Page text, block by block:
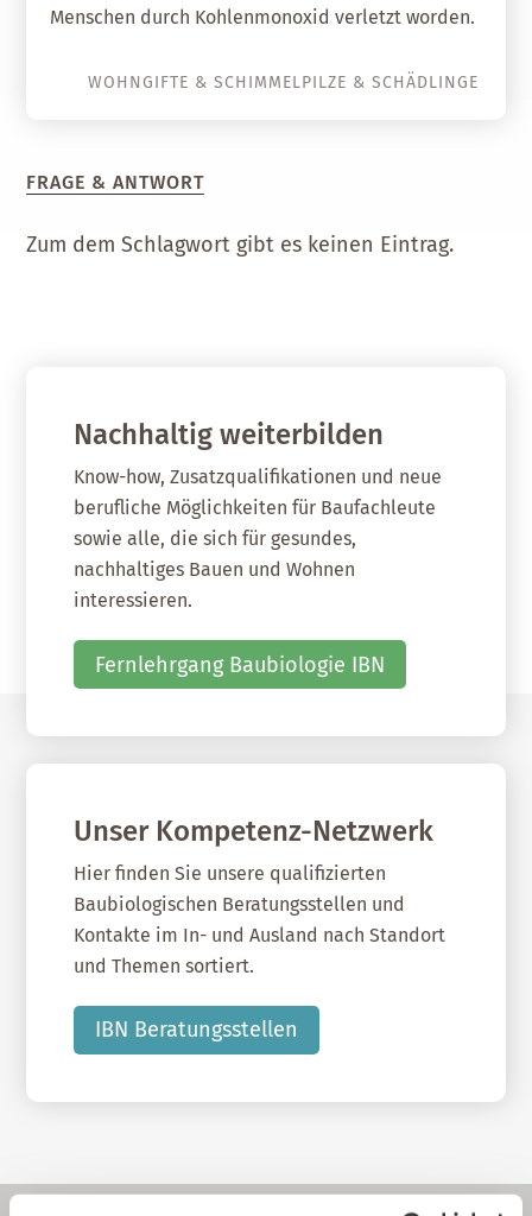
Menschen durch Kohlenmonoxid verletzt worden.
WOHNGIFTE & SCHIMMELPILZE & SCHÄDLINGE
FRAGE & ANTWORT
Zum dem Schlagwort gibt es keinen Eintrag.
Nachhaltig weiterbilden
Know-how, Zusatzqualifikationen und neue
berufliche Möglichkeiten für Baufachleute
sowie alle, die sich für gesundes,
nachhaltiges Bauen und Wohnen
interessieren.
Fernlehrgang Baubiologie IBN
Unser Kompetenz-Netzwerk
Hier finden Sie unsere qualifizierten
Baubiologischen Beratungsstellen und
Kontakte im In- und Ausland nach Standort
und Themen sortiert.
IBN Beratungsstellen